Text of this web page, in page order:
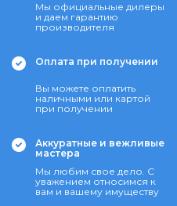
Мы официальные дилеры
и даем гарантию
производителя
Оплата при получении
Вы можете оплатить
наличными или картой
при получении
Аккуратные и вежливые
мастера
Мы любим свое дело. С
уважением относимся к
вам и вашему имуществу